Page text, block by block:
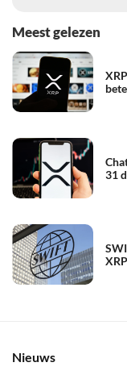
Meest gelezen
31
Nieuws